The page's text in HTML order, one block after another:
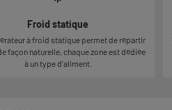
Froid statique
à froid statique permet de répartir
façon naturelle, chaque zone est dédiée
à un type d'aliment.